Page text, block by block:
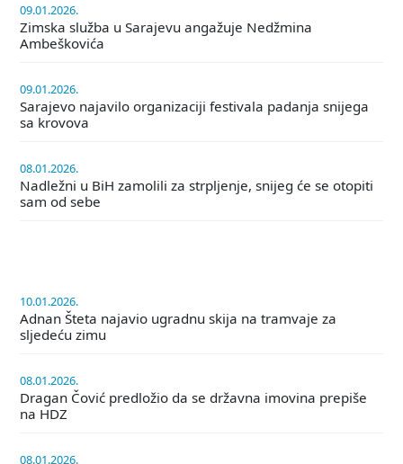
09.01.2026.
Zimska služba u Sarajevu angažuje Nedžmina
Ambeškovića
09.01.2026.
Sarajevo najavilo organizaciji festivala padanja snijega
sa krovova
08.01.2026.
Nadležni u BiH zamolili za strpljenje, snijeg će se otopiti
sam od sebe
10.01.2026.
Adnan Šteta najavio ugradnu skija na tramvaje za
sljedeću zimu
08.01.2026.
Dragan Čović predložio da se državna imovina prepiše
na HDZ
08.01.2026.